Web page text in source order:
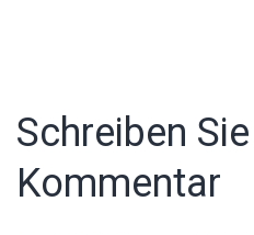
Schreiben
Kommentar